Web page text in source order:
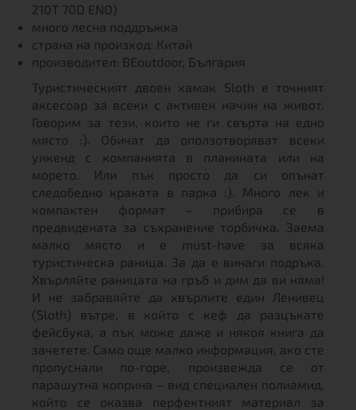
210T 70D ENO)
много лесна поддръжка
страна на произход: Китай
производител: BEoutdoor, България
Туристическият двоен хамак Sloth е точният
аксесоар за всеки с активен начин на живот.
Говорим за тези, които не ги свърта на едно
място :). Обичат да оползотворяват всеки
уикенд с компанията в планината или на
морето. Или пък просто да си опънат
следобедно краката в парка :). Много лек и
компактен формат – прибира се в
предвидената за съхранение торбичка. Заема
малко място и е must-have за всяка
туристическа раница. За да е винаги подръка.
Хвърляйте раницата на гръб и дим да ви няма!
И не забравяйте да хвърлите един Ленивец
(Sloth) вътре, в който с кеф да разцъкате
фейсбука, а пък може даже и някоя книга да
зачетете. Само още малко информация, ако сте
пропуснали по-горе, произвежда се от
парашутна коприна – вид специален полиамид,
който се оказва перфектният материал за